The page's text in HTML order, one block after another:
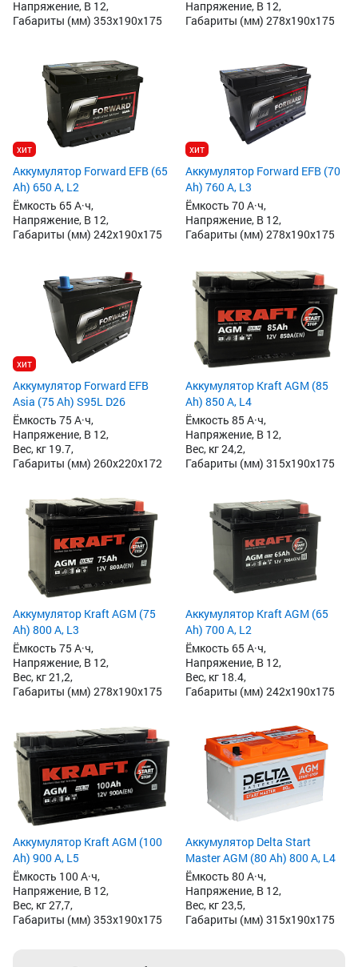
Напряжение, В 12,
Габариты (мм) 353x190x175
Напряжение, В 12,
Габариты (мм) 278x190x175
хит
Аккумулятор Forward EFB (65
Ah) 650 А, L2
Ёмкость 65 А·ч,
Напряжение, В 12,
Габариты (мм) 242x190x175
хит
Аккумулятор Forward EFB (70
Ah) 760 А, L3
Ёмкость 70 А·ч,
Напряжение, В 12,
Габариты (мм) 278x190x175
хит
Аккумулятор Forward EFB
Asia (75 Ah) S95L D26
Ёмкость 75 А·ч,
Напряжение, В 12,
Вес, кг 19.7,
Габариты (мм) 260x220x172
Аккумулятор Kraft AGM (85
Ah) 850 А, L4
Ёмкость 85 А·ч,
Напряжение, В 12,
Вес, кг 24,2,
Габариты (мм) 315x190x175
Аккумулятор Kraft AGM (75
Ah) 800 А, L3
Ёмкость 75 А·ч,
Напряжение, В 12,
Вес, кг 21,2,
Габариты (мм) 278x190x175
Аккумулятор Kraft AGM (65
Ah) 700 А, L2
Ёмкость 65 А·ч,
Напряжение, В 12,
Вес, кг 18.4,
Габариты (мм) 242x190x175
Аккумулятор Kraft AGM (100
Ah) 900 А, L5
Ёмкость 100 А·ч,
Напряжение, В 12,
Вес, кг 27,7,
Габариты (мм) 353x190x175
Аккумулятор Delta Start
Master AGM (80 Ah) 800 А, L4
Ёмкость 80 А·ч,
Напряжение, В 12,
Вес, кг 23,5,
Габариты (мм) 315x190x175